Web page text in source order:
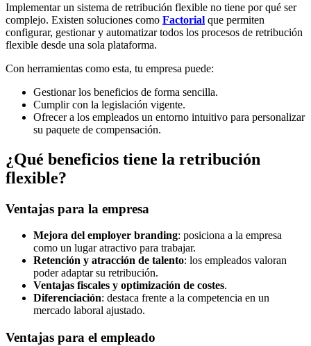
Implementar un sistema de retribución flexible no tiene por qué ser
complejo. Existen soluciones como Factorial que permiten
configurar, gestionar y automatizar todos los procesos de retribución
flexible desde una sola plataforma.
Con herramientas como esta, tu empresa puede:
Gestionar los beneficios de forma sencilla.
Cumplir con la legislación vigente.
Ofrecer a los empleados un entorno intuitivo para personalizar
su paquete de compensación.
¿Qué beneficios tiene la retribución
flexible?
Ventajas para la empresa
Mejora del employer branding: posiciona a la empresa
como un lugar atractivo para trabajar.
Retención y atracción de talento: los empleados valoran
poder adaptar su retribución.
Ventajas fiscales y optimización de costes.
Diferenciación: destaca frente a la competencia en un
mercado laboral ajustado.
Ventajas para el empleado